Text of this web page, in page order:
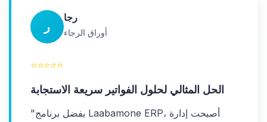
ر
رجا
أوراق الرجاء
⭐⭐⭐⭐⭐
الحل المثالي لحلول الفواتير سريعة الاستجابة
"بفضل برنامج Laabamone ERP، أصبحت إدارة